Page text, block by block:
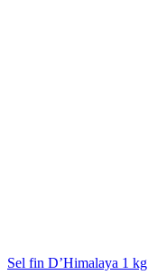
Sel fin D’Himalaya 1 kg